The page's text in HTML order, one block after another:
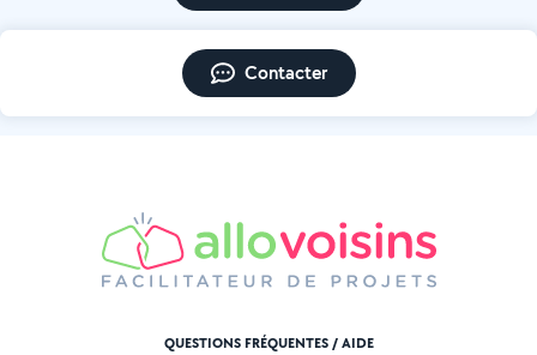
Contacter
QUESTIONS FRÉQUENTES / AIDE